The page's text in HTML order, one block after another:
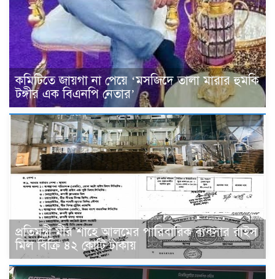
কমিটিতে জায়গা না পেয়ে ‘মসজিদে তালা মারার হুমকি
টঙ্গীর এক বিএনপি নেতার’
প্রতিমন্ত্রী মীর শাহে আলমের পারিবারিক ব‍্যবসার রাইস
মিল বিক্রি ৪২ কোটি টাকায়